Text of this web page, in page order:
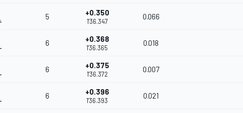
5 +0.350
1'36.347
0.066
6 +0.368
1'36.365
0.018
6 +0.375
1'36.372
0.007
6 +0.396
1'36.393
0.021